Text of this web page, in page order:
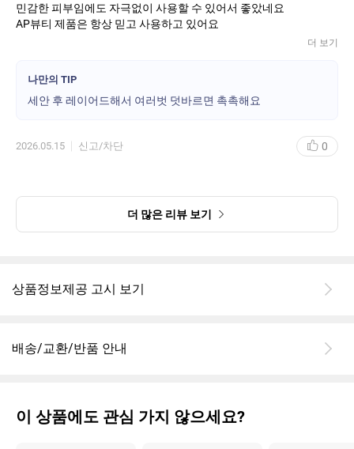
민감한 피부임에도 자극없이 사용할 수 있어서 좋았네요
AP뷰티 제품은 항상 믿고 사용하고 있어요
더 보기
나만의 TIP
세안 후 레이어드해서 여러벗 덧바르면 촉촉해요
2026.05.15 신고/차단 0
더 많은 리뷰 보기
상품정보제공 고시 보기
배송/교환/반품 안내
이 상품에도 관심 가지 않으세요?